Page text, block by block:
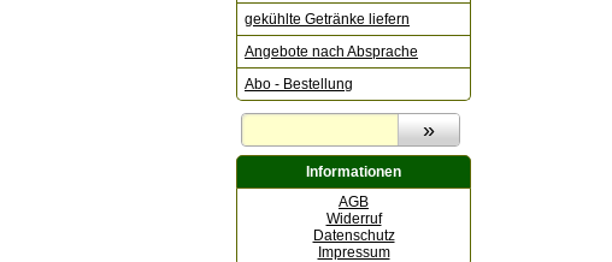
gekühlte Getränke liefern
Angebote nach Absprache
Abo - Bestellung
Informationen
AGB
Widerruf
Datenschutz
Impressum